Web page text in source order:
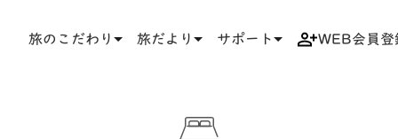
旅のこだわり 旅だより サポート WEB会員登